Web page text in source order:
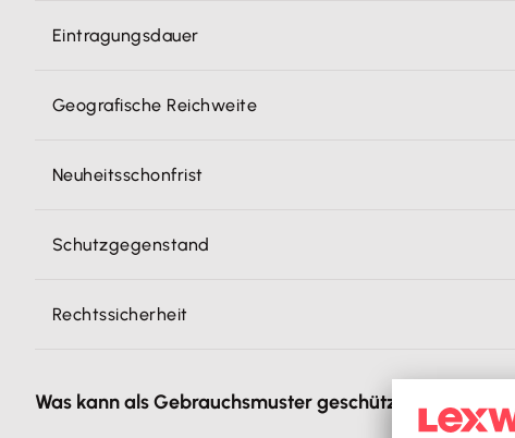
Eintragungsdauer
Geografische Reichweite
Neuheitsschonfrist
Schutzgegenstand
Rechtssicherheit
Was kann als Gebrauchsmuster geschützt werden?